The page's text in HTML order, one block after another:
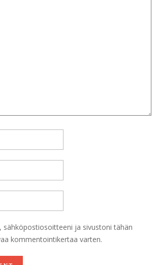
sähköpostiosoitteeni ja sivustoni tähän
kommentointikertaa varten.